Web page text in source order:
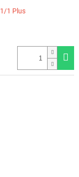
1 Plus